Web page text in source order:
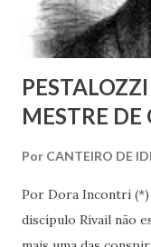
MESTRE DE
Por CANTEIRO DE
Por Dora Incontri (*)
discípulo Rivail não